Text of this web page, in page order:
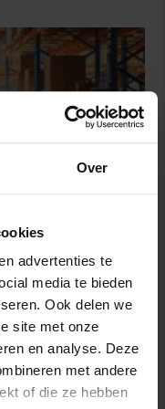
Over
advertenties te
media te bieden
Ook delen we
site met onze
en analyse. Deze
met andere
of die ze hebben
dossiers bij